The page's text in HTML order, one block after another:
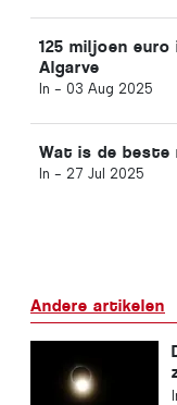
125 miljoen
Algarve
In - 03 Aug 2025
Wat is de beste
In - 27 Jul 2025
Andere artikelen